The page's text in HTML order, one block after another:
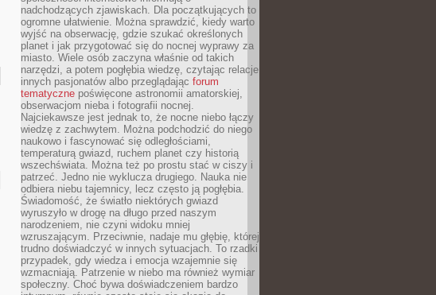
nadchodzących zjawiskach. Dla początkujących to
ogromne ułatwienie. Można sprawdzić, kiedy warto
wyjść na obserwację, gdzie szukać określonych
planet i jak przygotować się do nocnej wyprawy za
miasto. Wiele osób zaczyna właśnie od takich
narzędzi, a potem pogłębia wiedzę, czytając relacje
innych pasjonatów albo przeglądając forum
tematyczne poświęcone astronomii amatorskiej,
obserwacjom nieba i fotografii nocnej.
Najciekawsze jest jednak to, że nocne niebo łączy
wiedzę z zachwytem. Można podchodzić do niego
naukowo i fascynować się odległościami,
temperaturą gwiazd, ruchem planet czy historią
wszechświata. Można też po prostu stać w ciszy i
patrzeć. Jedno nie wyklucza drugiego. Nauka nie
odbiera niebu tajemnicy, lecz często ją pogłębia.
Świadomość, że światło niektórych gwiazd
wyruszyło w drogę na długo przed naszym
narodzeniem, nie czyni widoku mniej
wzruszającym. Przeciwnie, nadaje mu głębię, której
trudno doświadczyć w innych sytuacjach. To rzadki
przypadek, gdy wiedza i emocja wzajemnie się
wzmacniają. Patrzenie w niebo ma również wymiar
społeczny. Choć bywa doświadczeniem bardzo